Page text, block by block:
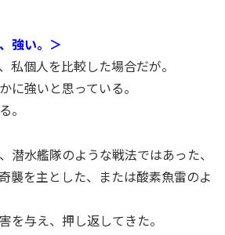
強い。＞
私個人を比較した場合だが。
に強いと思っている。
。
潜水艦隊のような戦法ではあった、
襲を主とした、または酸素魚雷のよ
を与え、押し返してきた。